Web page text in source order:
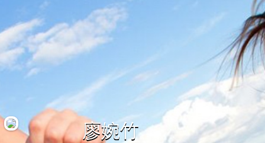
搜尋景點
好康優惠
最新留言 廖婉竹